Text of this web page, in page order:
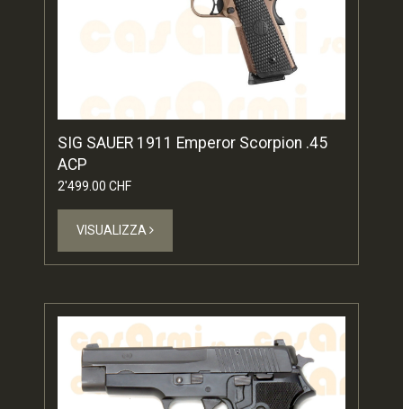
SIG SAUER 1911 Emperor Scorpion .45
ACP
2'499.00 CHF
VISUALIZZA